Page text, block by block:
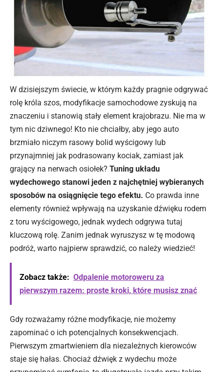
W dzisiejszym świecie, w którym każdy pragnie odgrywać
rolę króla szos, modyfikacje samochodowe zyskują na
znaczeniu i stanowią stały element krajobrazu. Nie ma w
tym nic dziwnego! Kto nie chciałby, aby jego auto
brzmiało niczym rasowy bolid wyścigowy lub
przynajmniej jak podrasowany kociak, zamiast jak
grający na nerwach osiołek? Tuning układu
wydechowego stanowi jeden z najchętniej wybieranych
sposobów na osiągnięcie tego efektu. Co prawda inne
elementy również wpływają na uzyskanie dźwięku rodem
z toru wyścigowego, jednak wydech odgrywa tutaj
kluczową rolę. Zanim jednak wyruszysz w tę modową
podróż, warto najpierw sprawdzić, co należy wiedzieć!
Zobacz także: Odpalenie motoroweru za
pierwszym razem: proste kroki, które musisz znać
Gdy rozważamy różne modyfikacje, nie możemy
zapominać o ich potencjalnych konsekwencjach.
Pierwszym zmartwieniem dla niezależnych kierowców
staje się hałas. Chociaż dźwięk z wydechu może